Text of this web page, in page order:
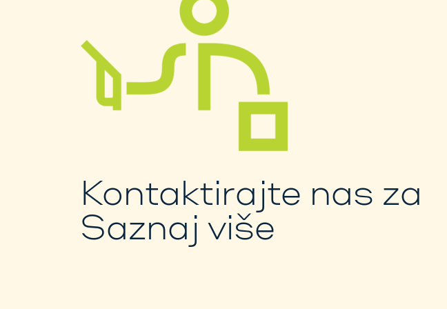
Kontaktirajte nas za
Saznaj više